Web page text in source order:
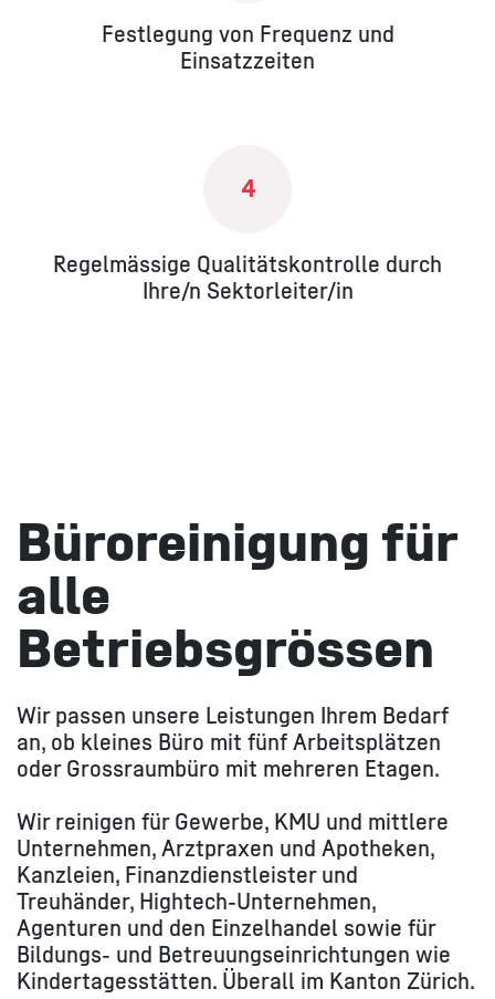
Festlegung von Frequenz und
Einsatzzeiten
4
Regelmässige Qualitätskontrolle durch
Ihre/n Sektorleiter/in
Büroreinigung für
alle
Betriebsgrössen ​
Wir passen unsere Leistungen Ihrem Bedarf
an, ob kleines Büro mit fünf Arbeitsplätzen
oder Grossraumbüro mit mehreren Etagen.
Wir reinigen für Gewerbe, KMU und mittlere
Unternehmen, Arztpraxen und Apotheken,
Kanzleien, Finanzdienstleister und
Treuhänder, Hightech-Unternehmen,
Agenturen und den Einzelhandel sowie für
Bildungs- und Betreuungseinrichtungen wie
Kindertagesstätten. Überall im Kanton Zürich.